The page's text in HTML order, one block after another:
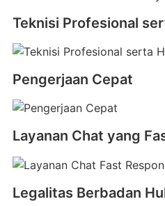
Teknisi Profesional
Pengerjaan Cepat
Layanan Chat yang
Legalitas Berbadan